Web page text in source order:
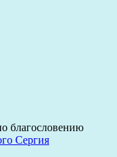
благословению
Сергия